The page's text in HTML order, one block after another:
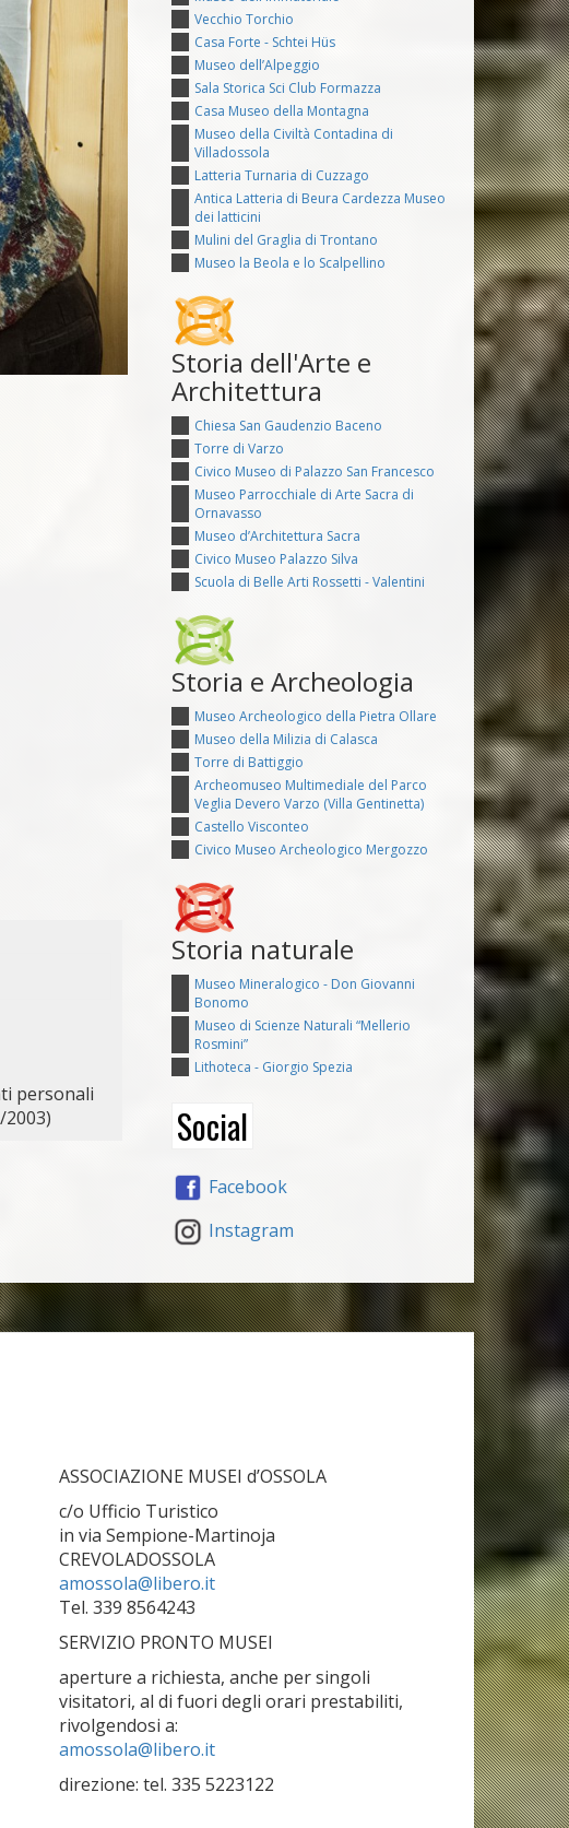
personali
Vecchio Torchio
Casa Forte - Schtei Hüs
Museo dell’Alpeggio
Sala Storica Sci Club Formazza
Casa Museo della Montagna
Museo della Civiltà Contadina di
Villadossola
Latteria Turnaria di Cuzzago
Antica Latteria di Beura Cardezza Museo
dei latticini
Mulini del Graglia di Trontano
Museo la Beola e lo Scalpellino
Storia dell'Arte e
Architettura
Chiesa San Gaudenzio Baceno
Torre di Varzo
Civico Museo di Palazzo San Francesco
Museo Parrocchiale di Arte Sacra di
Ornavasso
Museo d’Architettura Sacra
Civico Museo Palazzo Silva
Scuola di Belle Arti Rossetti - Valentini
Storia e Archeologia
Museo Archeologico della Pietra Ollare
Museo della Milizia di Calasca
Torre di Battiggio
Archeomuseo Multimediale del Parco
Veglia Devero Varzo (Villa Gentinetta)
Castello Visconteo
Civico Museo Archeologico Mergozzo
Storia naturale
Museo Mineralogico - Don Giovanni
Bonomo
Museo di Scienze Naturali “Mellerio
Rosmini”
Lithoteca - Giorgio Spezia
Social
Facebook
Instagram
ASSOCIAZIONE MUSEI d’OSSOLA
c/o Ufficio Turistico
in via Sempione-Martinoja
CREVOLADOSSOLA
amossola@libero.it
Tel. 339 8564243
SERVIZIO PRONTO MUSEI
aperture a richiesta, anche per singoli
visitatori, al di fuori degli orari prestabiliti,
rivolgendosi a:
amossola@libero.it
direzione: tel. 335 5223122